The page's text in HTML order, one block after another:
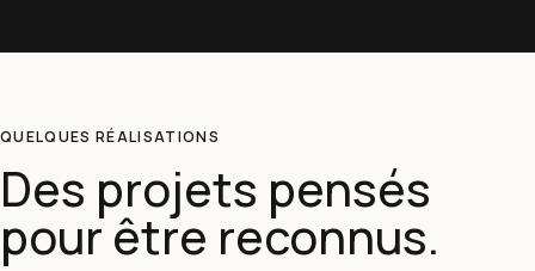
QUELQUES RÉALISATIONS
Des projets pensés
pour être reconnus.